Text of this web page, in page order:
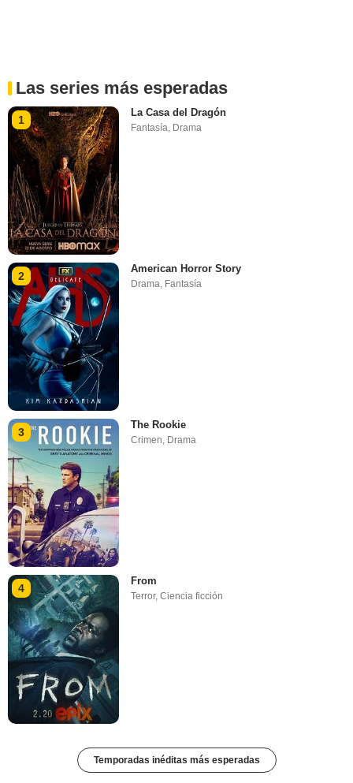
Las series más esperadas
1
La Casa del Dragón
Fantasía Drama
2
American Horror Story
Drama, Fantasía
3
The Rookie
Crimen, Drama
4
From
Terror,Ciencia ficción
Temporadas inéditas más esperadas